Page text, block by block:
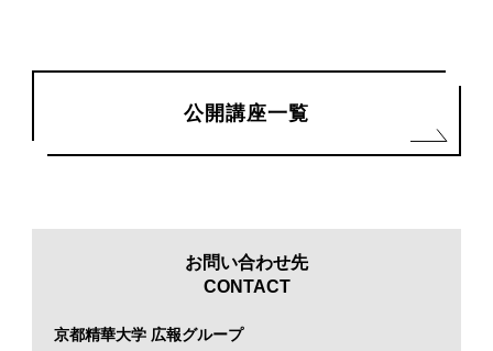
公開講座一覧
お問い合わせ先
CONTACT
京都精華大学 広報グループ